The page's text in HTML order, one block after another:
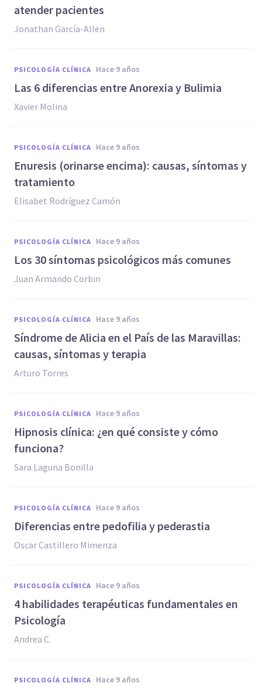
atender pacientes
Jonathan García-Allen
PSICOLOGÍA CLÍNICA hace 9 años
Las 6 diferencias entre Anorexia y Bulimia
Xavier Molina
PSICOLOGÍA CLÍNICA hace 9 años
Enuresis (orinarse encima): causas, síntomas y
tratamiento
Elisabet Rodríguez Camón
PSICOLOGÍA CLÍNICA hace 9 años
​Los 30 síntomas psicológicos más comunes
Juan Armando Corbin
PSICOLOGÍA CLÍNICA hace 9 años
Síndrome de Alicia en el País de las Maravillas:
causas, síntomas y terapia
Arturo Torres
PSICOLOGÍA CLÍNICA hace 9 años
​Hipnosis clínica: ¿en qué consiste y cómo
funciona?
Sara Laguna Bonilla
PSICOLOGÍA CLÍNICA hace 9 años
Diferencias entre pedofilia y pederastia
Oscar Castillero Mimenza
PSICOLOGÍA CLÍNICA hace 9 años
4 habilidades terapéuticas fundamentales en
Psicología
Andrea C.
PSICOLOGÍA CLÍNICA hace 9 años